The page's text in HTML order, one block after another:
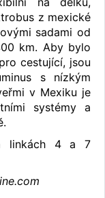
z mexické
sadami od
km. Aby bylo
cestující, jsou
s nízkým
v Mexiku je
systémy a
linkách 4 a 7